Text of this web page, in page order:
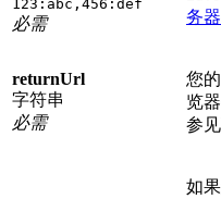
123:abc,456:def
必需
务
returnUrl
字符串
必需
您
览
参
如